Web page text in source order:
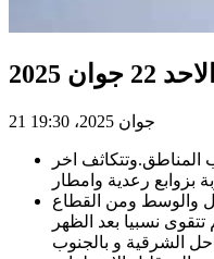
2025
21 جوان 2025، 19:30
اخر
بزوابع رعدية وامطار
والوسط ومن القطاع
نسبيا بعد الظهر